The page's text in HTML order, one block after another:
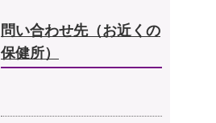
問い合わせ先（お近くの
保健所）